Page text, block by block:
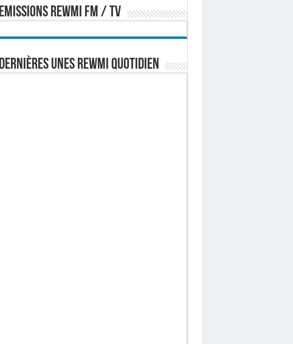
EMISSIONS REWMI FM / TV
Dernières Unes Rewmi Quotidien